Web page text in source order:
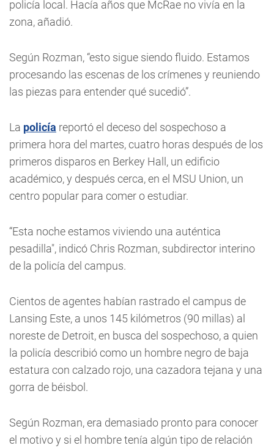
policía local. Hacía años que McRae no vivía en la
zona, añadió.
Según Rozman, “esto sigue siendo fluido. Estamos
procesando las escenas de los crímenes y reuniendo
las piezas para entender qué sucedió”.
La policía reportó el deceso del sospechoso a
primera hora del martes, cuatro horas después de los
primeros disparos en Berkey Hall, un edificio
académico, y después cerca, en el MSU Union, un
centro popular para comer o estudiar.
“Esta noche estamos viviendo una auténtica
pesadilla", indicó Chris Rozman, subdirector interino
de la policía del campus.
Cientos de agentes habían rastrado el campus de
Lansing Este, a unos 145 kilómetros (90 millas) al
noreste de Detroit, en busca del sospechoso, a quien
la policía describió como un hombre negro de baja
estatura con calzado rojo, una cazadora tejana y una
gorra de béisbol.
Según Rozman, era demasiado pronto para conocer
el motivo y si el hombre tenía algún tipo de relación